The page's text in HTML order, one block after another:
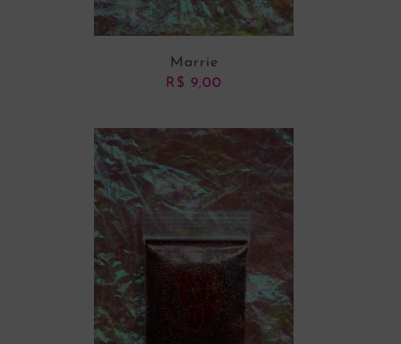
ADICIONAR AO CARRINHO
Marrie
R$ 9,00